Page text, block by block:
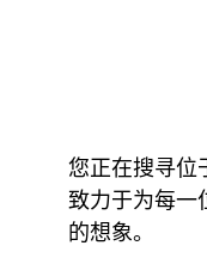
您正在搜寻位
致力于为每一
的想象。